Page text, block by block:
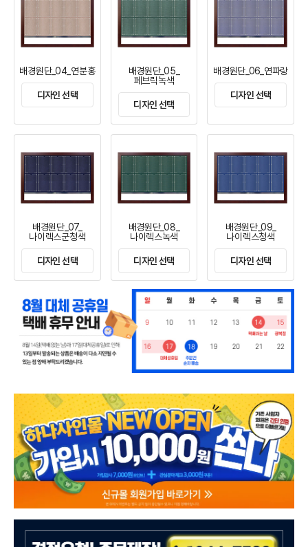
배경원단_04_연분홍
디자인 선택
배경원단_05_
페브릭녹색
디자인 선택
배경원단_06_연파랑
디자인 선택
배경원단_07_
나이렉스군청색
디자인 선택
배경원단_08_
나이렉스녹색
디자인 선택
배경원단_09_
나이렉스청색
디자인 선택